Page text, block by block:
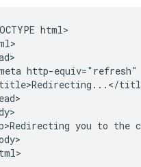
html>
http-
you to the